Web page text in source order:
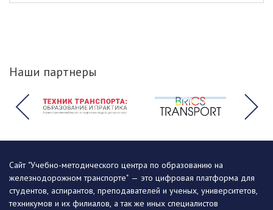
Наши партнеры
Сайт "Учебно-методического центра по образованию на
железнодорожном транспорте" — это цифровая платформа для
студентов, аспирантов, преподавателей и ученых, университетов,
техникумов и их филиалов, а так же иных специалистов